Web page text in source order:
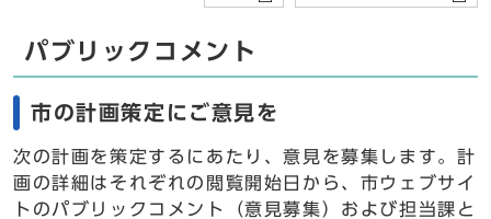
パブリックコメント
市の計画策定にご意見を
次の計画を策定するにあたり、意見を募集します。計
画の詳細はそれぞれの閲覧開始日から、市ウェブサイ
トのパブリックコメント（意見募集）および担当課と